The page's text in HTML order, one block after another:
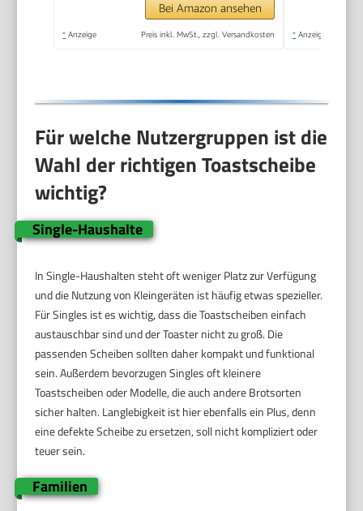
Bei Amazon ansehen
* Anzeige Preis inkl. MwSt., zzgl. Versandkosten * Anzeige
Für welche Nutzergruppen ist die
Wahl der richtigen Toastscheibe
wichtig?
Single-Haushalte
In Single-Haushalten steht oft weniger Platz zur Verfügung
und die Nutzung von Kleingeräten ist häufig etwas spezieller.
Für Singles ist es wichtig, dass die Toastscheiben einfach
austauschbar sind und der Toaster nicht zu groß. Die
passenden Scheiben sollten daher kompakt und funktional
sein. Außerdem bevorzugen Singles oft kleinere
Toastscheiben oder Modelle, die auch andere Brotsorten
sicher halten. Langlebigkeit ist hier ebenfalls ein Plus, denn
eine defekte Scheibe zu ersetzen, soll nicht kompliziert oder
teuer sein.
Familien